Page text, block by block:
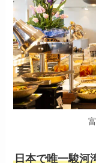
日本で唯一駿河